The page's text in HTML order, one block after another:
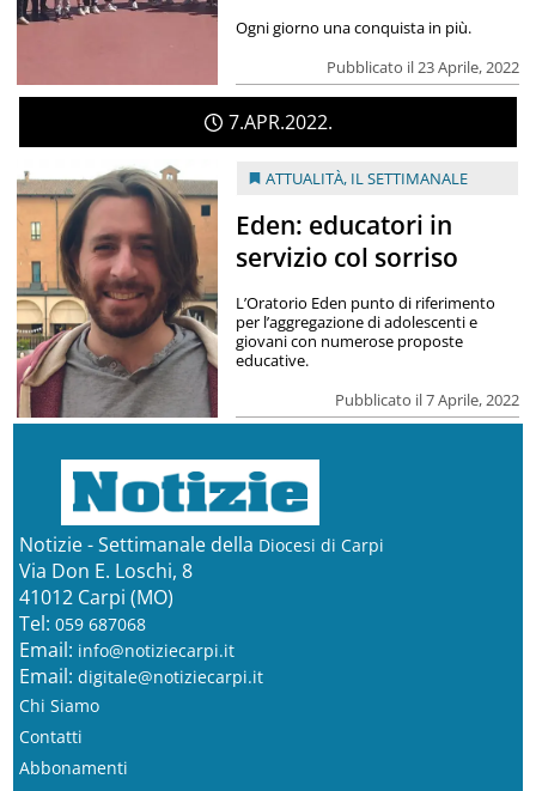
Pubblicato il 23 Aprile, 2022
Ogni giorno una conquista in più.
7 APR 2022
ATTUALITÀ, IL SETTIMANALE
Eden: educatori in
servizio col sorriso
Pubblicato il 7 Aprile, 2022
L’Oratorio Eden punto di riferimento
per l’aggregazione di adolescenti e
giovani con numerose proposte
educative.
Notizie - Settimanale della Diocesi di Carpi
Via Don E. Loschi, 8
41012 Carpi (MO)
Tel: 059 687068
Email: info@notiziecarpi.it
Email: digitale@notiziecarpi.it
Chi Siamo
Contatti
Abbonamenti